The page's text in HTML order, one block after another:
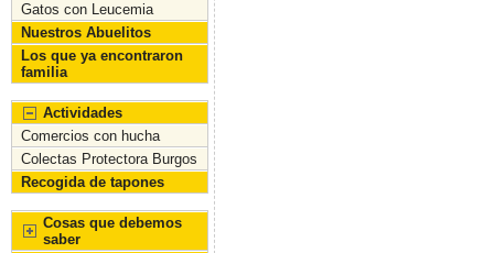
Gatos con Leucemia
Nuestros Abuelitos
Los que ya encontraron
familia
Actividades
Comercios con hucha
Colectas Protectora Burgos
Recogida de tapones
Cosas que debemos
saber